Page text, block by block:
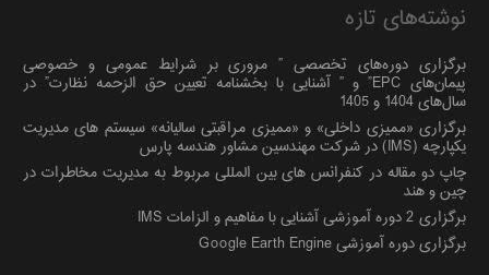
نوشته‌های تازه
برگزاری دوره‌های تخصصی ” مروری بر شرایط عمومی و خصوصی
پیمان‌های EPC” و ” آشنایی با بخشنامه تعیین حق الزحمه نظارت” در
سال‌های 1404 و 1405
برگزاری «ممیزی داخلی» و «ممیزی مراقبتی سالیانه» سیستم های مدیریت
یکپارچه (IMS) در شرکت مهندسین مشاور هندسه پارس
چاپ دو مقاله در کنفرانس های بین المللی مربوط به مدیریت مخاطرات در
چین و هند
برگزاری 2 دوره آموزشی آشنایی با مفاهیم و الزامات IMS
برگزاری دوره آموزشی Google Earth Engine